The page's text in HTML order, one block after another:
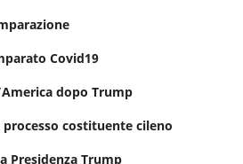
Covid19
dopo Trump
costituente cileno
Presidenza Trump